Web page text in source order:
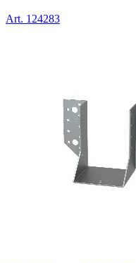
Art. 124283